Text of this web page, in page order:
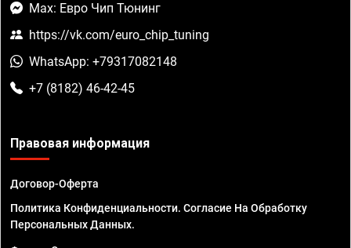
Max: Евро Чип Тюнинг
https://vk.com/euro_chip_tuning
WhatsApp: +79317082148
+7 (8182) 46-42-45
Правовая информация
Договор-Оферта
Политика Конфиденциальности. Согласие На Обработку
Персональных Данных.